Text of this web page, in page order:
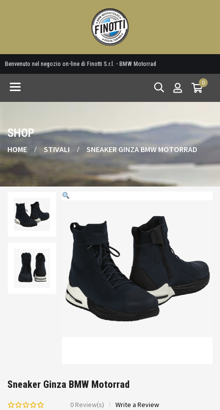
Benvenuto nel negozio on-line di Finotti S.r.l. - BMW Motorrad
Toggle
0
SHOP
HOME STIVALI SNEAKER GINZA BMW MOTORRAD
Sneaker Ginza BMW Motorrad
0 Review(s) Write a Review